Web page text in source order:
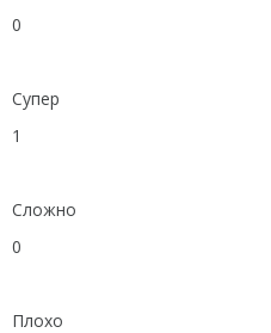
0
Супер
1
Сложно
0
Плохо